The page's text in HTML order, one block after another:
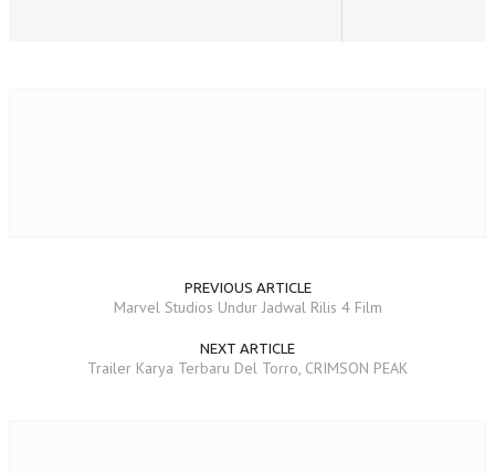
PREVIOUS ARTICLE
Marvel Studios Undur Jadwal Rilis 4 Film
NEXT ARTICLE
Trailer Karya Terbaru Del Torro, CRIMSON PEAK